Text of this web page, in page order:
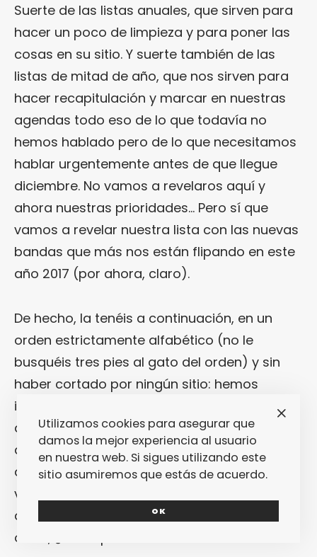
Suerte de las listas anuales, que sirven para
hacer un poco de limpieza y para poner las
cosas en su sitio. Y suerte también de las
listas de mitad de año, que nos sirven para
hacer recapitulación y marcar en nuestras
agendas todo eso de lo que todavía no
hemos hablado pero de lo que necesitamos
hablar urgentemente antes de que llegue
diciembre. No vamos a revelaros aquí y
ahora nuestras prioridades… Pero sí que
vamos a revelar nuestra lista con las nuevas
bandas que más nos están flipando en este
año 2017 (por ahora, claro).
De hecho, la tenéis a continuación, en un
orden estrictamente alfabético (no le
busquéis tres pies al gato del orden) y sin
haber cortado por ningún sitio: hemos
incluido todo lo que se nos ha ocurrido… Así
que ya haremos limpieza de cara a finales
de año. Y, sobre todo, ya ordenaremos lo
que tenga que ser ordenado. Aunque, la
verdad, visto así, estas 28 nuevas bandas
quedan la mar de fardonas unas junto a las
otras, ¿no os parece?
Utilizamos cookies para asegurar que
damos la mejor experiencia al usuario
en nuestra web. Si sigues utilizando este
sitio asumiremos que estás de acuerdo.
OK